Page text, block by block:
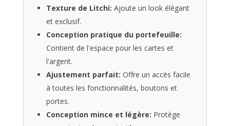
Texture de Litchi: Ajoute un look élégant
et exclusif.
Conception pratique du portefeuille:
Contient de l'espace pour les cartes et
l'argent.
Ajustement parfait: Offre un accès facile
à toutes les fonctionnalités, boutons et
portes.
Conception mince et légère: Protège